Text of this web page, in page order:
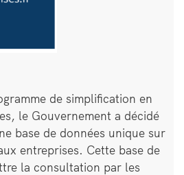
de simplification en
le Gouvernement a décidé
base de données unique sur
entreprises. Cette base de
la consultation par les